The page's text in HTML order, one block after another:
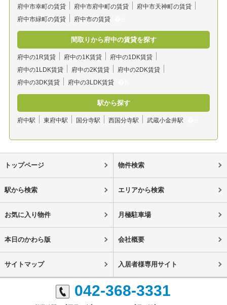
府中市幸町の賃貸
府中市府中町の賃貸
府中市天神町の賃貸
府中市緑町の賃貸
府中市の賃貸
間取りから府中の賃貸を探す
府中の1R賃貸 府中の1K賃貸
府中の1DK賃貸
府中の1LDK賃貸
府中の2K賃貸
府中の2DK賃貸
府中の3DK賃貸
府中の3LDK賃貸
駅から探す
府中駅 東府中駅 国分寺駅 西国分寺駅 武蔵小金井駅
トップページ 物件検索
駅から検索 エリアから検索
お気に入り物件 月極駐車場
本日のかわら版 会社概要
サイトマップ 入居者様専用サイト
042-368-3331